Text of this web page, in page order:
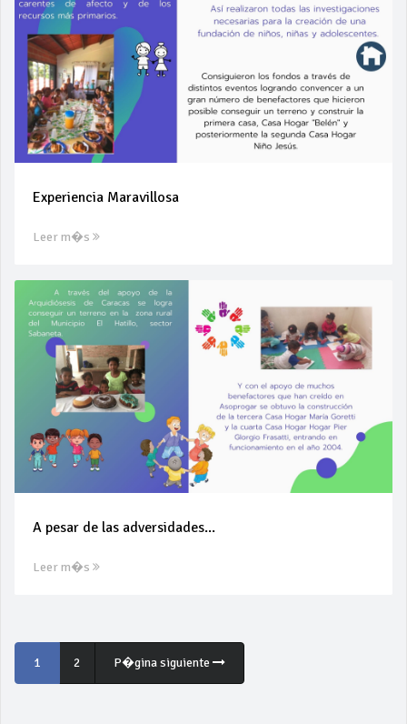
Experiencia Maravillosa
Leer m�s
A pesar de las adversidades...
Leer m�s
1 2 P�gina siguiente